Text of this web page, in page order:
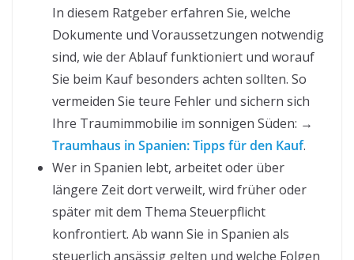
In diesem Ratgeber erfahren Sie, welche
Dokumente und Voraussetzungen notwendig
sind, wie der Ablauf funktioniert und worauf
Sie beim Kauf besonders achten sollten. So
vermeiden Sie teure Fehler und sichern sich
Ihre Traumimmobilie im sonnigen Süden: →
Traumhaus in Spanien: Tipps für den Kauf.
Wer in Spanien lebt, arbeitet oder über
längere Zeit dort verweilt, wird früher oder
später mit dem Thema Steuerpflicht
konfrontiert. Ab wann Sie in Spanien als
steuerlich ansässig gelten und welche Folgen